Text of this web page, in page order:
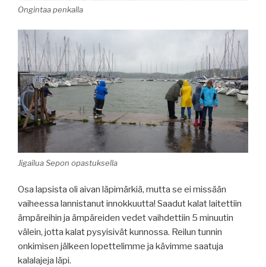
Ongintaa penkalla
Jigailua Sepon opastuksella
Osa lapsista oli aivan läpimärkiä, mutta se ei missään
vaiheessa lannistanut innokkuutta! Saadut kalat laitettiin
ämpäreihin ja ämpäreiden vedet vaihdettiin 5 minuutin
välein, jotta kalat pysyisivät kunnossa. Reilun tunnin
onkimisen jälkeen lopettelimme ja kävimme saatuja
kalalajeja läpi.